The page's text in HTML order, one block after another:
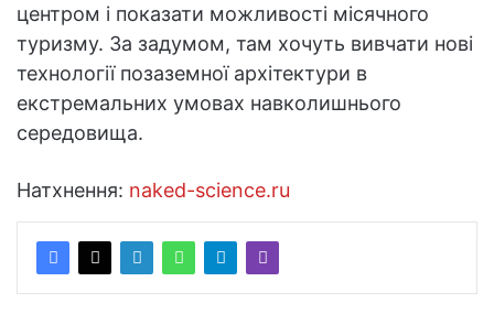
центром і показати можливості місячного
туризму. За задумом, там хочуть вивчати нові
технології позаземної архітектури в
екстремальних умовах навколишнього
середовища.
Натхнення: naked-science.ru